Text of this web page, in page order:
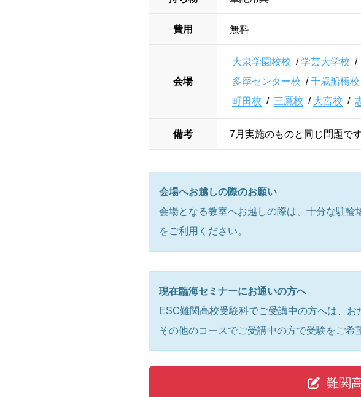
費用 無料
会場
大泉学園校校 / 学芸大学校 /
多摩センター校 / 千歳船橋校
町田校 / 三鷹校 / 大宮校 /
備考 7月実施のものと同じ問題で
会場へお越しの際のお願い
会場となる教室へお越しの際は、十分な駐
をご利用ください。
現在臨海セミナーにお通いの方へ
ESC難関高校受験科でご受講中の方へは、お
その他のコースでご受講中の方で受験をご希
難関